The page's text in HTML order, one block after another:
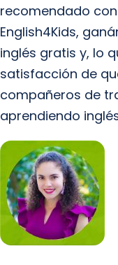
recomendado
English4Kids,
inglés gratis y, lo
satisfacción de
compañeros de
aprendiendo